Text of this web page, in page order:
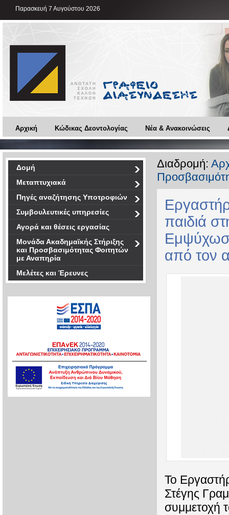
Παρασκευή 7 Αυγούστου 2026
Αρχική Κώδικας Δεοντολογίας Νέα & Ανακοινώσεις
Δομή
Μεταπτυχιακά
Πηγές αναζήτησης Υποτροφιών
Συμβουλευτικές υπηρεσίες
Αγορά και θέσεις εργασίας
Μονάδα Ακαδημαϊκής Στήριξης
και Προσβασιμότητας Φοιτητών
με Αναπηρία
Μελέτες και Έρευνες
Διαδρομή:
παιδιά
από τον
Το
Στέγης
συμμετοχή